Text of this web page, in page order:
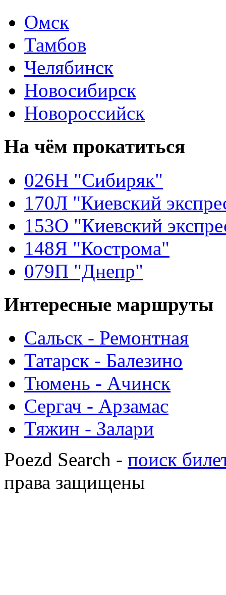
Омск
Тамбов
Челябинск
Новосибирск
Новороссийск
На чём прокатиться
026Н "Сибиряк"
170Л "Киевский
153О "Киевский
148Я "Кострома"
079П "Днепр"
Интересные маршруты
Сальск - Ремонтная
Татарск - Балезино
Тюмень - Ачинск
Сергач - Арзамас
Тяжин - Залари
Poezd Search - поиск
права защищены